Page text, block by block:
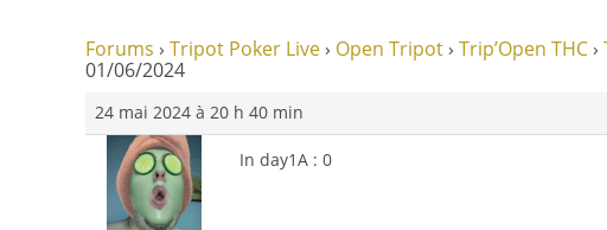
Forums › Tripot Poker Live › Open Tripot › Trip’Open THC ›
01/06/2024
24 mai 2024 à 20 h 40 min
In day1A : 0